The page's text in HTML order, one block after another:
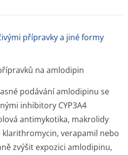
přípravky a jiné formy
na amlodipin
podávání amlodipinu se
inhibitory CYP3A4
antimykotika, makrolidy
verapamil nebo
zvýšit expozici amlodipinu,